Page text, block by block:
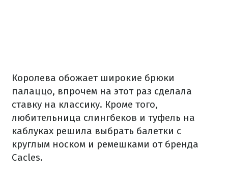
Королева обожает широкие брюки
палаццо, впрочем на этот раз сделала
ставку на классику. Кроме того,
любительница слингбеков и туфель на
каблуках решила выбрать балетки с
круглым носком и ремешками от бренда
Cacles.